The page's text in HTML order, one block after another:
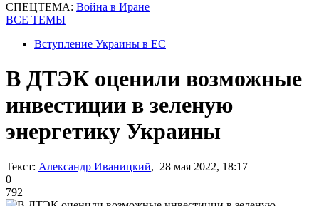
СПЕЦТЕМА: Война в Иране
ВСЕ ТЕМЫ
Вступление Украины в ЕС
В ДТЭК оценили возможные
инвестиции в зеленую
энергетику Украины
Текст: Александр Иваницкий, 28 мая 2022, 18:17
0
792